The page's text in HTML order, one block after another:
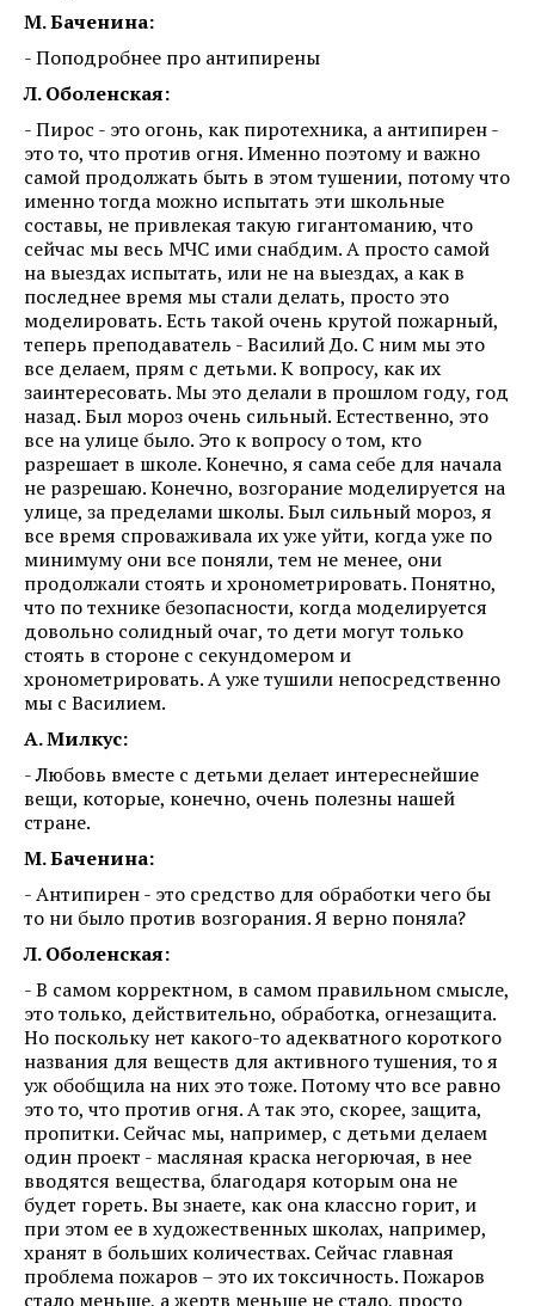
М. Баченина:
- Поподробнее про антипирены
Л. Оболенская:
- Пирос - это огонь, как пиротехника, а антипирен -
это то, что против огня. Именно поэтому и важно
самой продолжать быть в этом тушении, потому что
именно тогда можно испытать эти школьные
составы, не привлекая такую гигантоманию, что
сейчас мы весь МЧС ими снабдим. А просто самой
на выездах испытать, или не на выездах, а как в
последнее время мы стали делать, просто это
моделировать. Есть такой очень крутой пожарный,
теперь преподаватель - Василий До. С ним мы это
все делаем, прям с детьми. К вопросу, как их
заинтересовать. Мы это делали в прошлом году, год
назад. Был мороз очень сильный. Естественно, это
все на улице было. Это к вопросу о том, кто
разрешает в школе. Конечно, я сама себе для начала
не разрешаю. Конечно, возгорание моделируется на
улице, за пределами школы. Был сильный мороз, я
все время спроваживала их уже уйти, когда уже по
минимуму они все поняли, тем не менее, они
продолжали стоять и хронометрировать. Понятно,
что по технике безопасности, когда моделируется
довольно солидный очаг, то дети могут только
стоять в стороне с секундомером и
хронометрировать. А уже тушили непосредственно
мы с Василием.
А. Милкус:
- Любовь вместе с детьми делает интереснейшие
вещи, которые, конечно, очень полезны нашей
стране.
М. Баченина:
- Антипирен - это средство для обработки чего бы
то ни было против возгорания. Я верно поняла?
Л. Оболенская:
- В самом корректном, в самом правильном смысле,
это только, действительно, обработка, огнезащита.
Но поскольку нет какого-то адекватного короткого
названия для веществ для активного тушения, то я
уж обобщила на них это тоже. Потому что все равно
это то, что против огня. А так это, скорее, защита,
пропитки. Сейчас мы, например, с детьми делаем
один проект - масляная краска негорючая, в нее
вводятся вещества, благодаря которым она не
будет гореть. Вы знаете, как она классно горит, и
при этом ее в художественных школах, например,
хранят в больших количествах. Сейчас главная
проблема пожаров – это их токсичность. Пожаров
стало меньше, а жертв меньше не стало, просто